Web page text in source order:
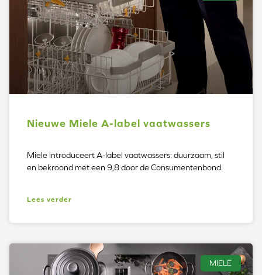
Nieuwe Miele A-label vaatwassers
Miele introduceert A-label vaatwassers: duurzaam, stil
en bekroond met een 9,8 door de Consumentenbond.
Lees verder
MIELE